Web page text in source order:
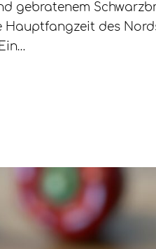
gebratenem
des